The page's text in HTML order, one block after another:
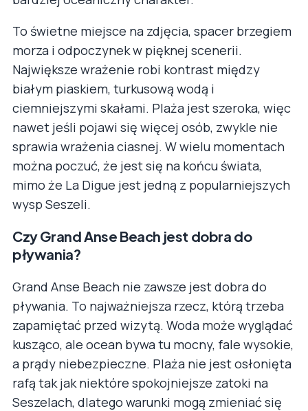
To świetne miejsce na zdjęcia, spacer brzegiem
morza i odpoczynek w pięknej scenerii.
Największe wrażenie robi kontrast między
białym piaskiem, turkusową wodą i
ciemniejszymi skałami. Plaża jest szeroka, więc
nawet jeśli pojawi się więcej osób, zwykle nie
sprawia wrażenia ciasnej. W wielu momentach
można poczuć, że jest się na końcu świata,
mimo że La Digue jest jedną z popularniejszych
wysp Seszeli.
Czy Grand Anse Beach jest dobra do
pływania?
Grand Anse Beach nie zawsze jest dobra do
pływania. To najważniejsza rzecz, którą trzeba
zapamiętać przed wizytą. Woda może wyglądać
kusząco, ale ocean bywa tu mocny, fale wysokie,
a prądy niebezpieczne. Plaża nie jest osłonięta
rafą tak jak niektóre spokojniejsze zatoki na
Seszelach, dlatego warunki mogą zmieniać się